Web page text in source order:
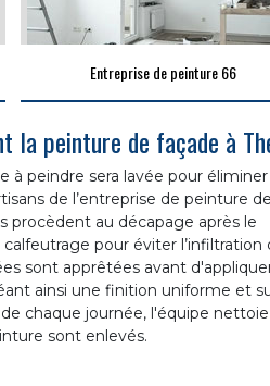
Entreprise de peinture 66
la peinture de façade à
à peindre sera lavée pour éliminer
de l’entreprise de peinture de
procèdent au décapage après le
pour éviter l’infiltration
sont apprêtées avant
ainsi une finition uniforme et
chaque journée, l'équipe
sont enlevés.